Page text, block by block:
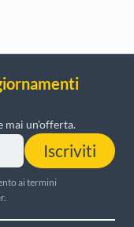
mai un'offerta.
Iscriviti
ai termini